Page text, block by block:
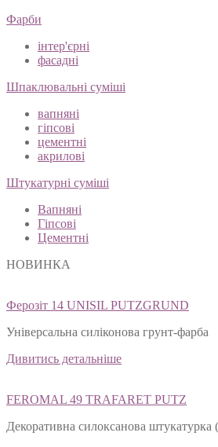
Фарби
інтер'єрні
фасадні
Шпаклювальні суміші
вапняні
гіпсові
цементні
акрилові
Штукатурні суміші
Вапняні
Гіпсові
Цементні
НОВИНКА
Ферозіт 14 UNISIL PUTZGRUND
Універсальна силіконова грунт-фарба
Дивитись детальніше
FEROMAL 49 TRAFARET PUTZ
Декоративна силоксанова штукатурка